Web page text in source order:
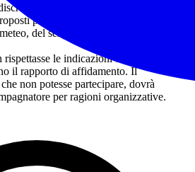
si riserva il diritto di annullare
per garantire la sicurezza, in
del sentiero o degli stessi
le indicazioni degli
il rapporto di affidamento. Il
non potesse partecipare, dovrà
per ragioni organizzative.